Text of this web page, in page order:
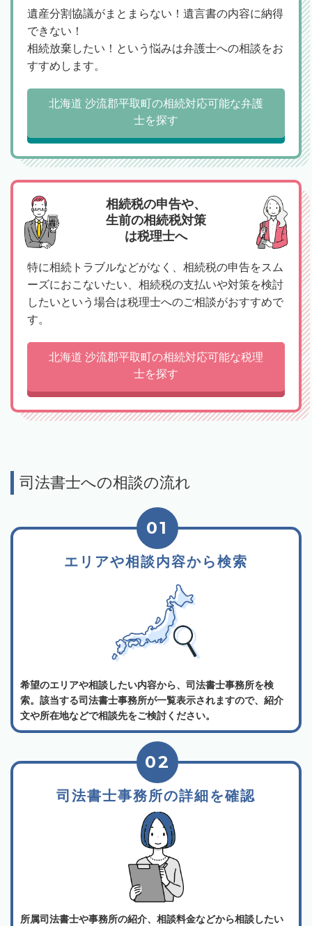
遺産分割協議がまとまらない！遺言書の内容に納得
できない！
相続放棄したい！という悩みは弁護士への相談をお
すすめします。
北海道 沙流郡平取町の相続対応可能な弁護
士を探す
相続税の申告や、
生前の相続税対策
は税理士へ
特に相続トラブルなどがなく、相続税の申告をスム
ーズにおこないたい、相続税の支払いや対策を検討
したいという場合は税理士へのご相談がおすすめで
す。
北海道 沙流郡平取町の相続対応可能な税理
士を探す
司法書士への相談の流れ
エリアや相談内容から検索
01
希望のエリアや相談したい内容から、司法書士事務所を検
索。該当する司法書士事務所が一覧表示されますので、紹介
文や所在地などで相談先をご検討ください。
司法書士事務所の詳細を確認
02
所属司法書士や事務所の紹介、相談料金などから相談したい